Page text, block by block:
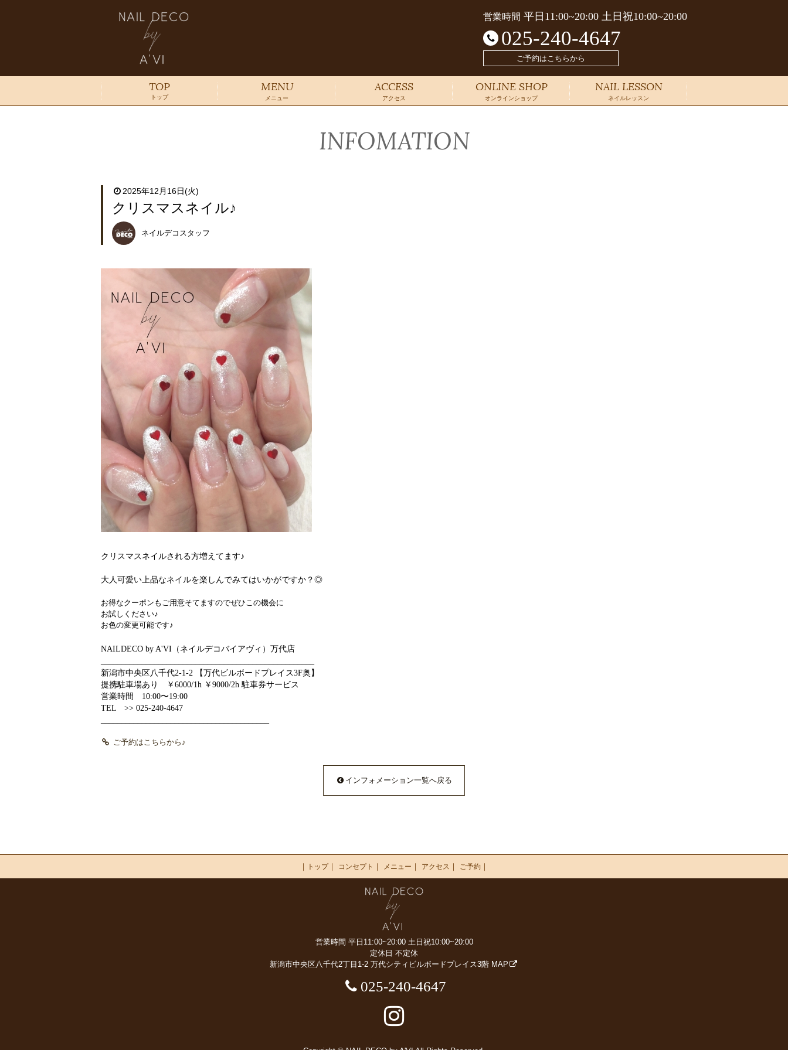
営業時間 平日11:00~20:00 土日祝10:00~20:00
025-240-4647
ご予約はこちらから
TOP
トップ
MENU
メニュー
ACCESS
アクセス
ONLINE SHOP
オンラインショップ
NAIL LESSON
ネイルレッスン
INFOMATION
2025年12月16日(火)
クリスマスネイル♪
ネイルデコスタッフ
クリスマスネイルされる方増えてます♪
大人可愛い上品なネイルを楽しんでみてはいかがですか？◎
お得なクーポンもご用意そてますのでぜひこの機会に
お試しください♪
お色の変更可能です♪
NAILDECO by A'VI（ネイルデコバイアヴィ）万代店
新潟市中央区八千代2-1-2 【万代ビルボードプレイス3F奥】
提携駐車場あり ￥6000/1h ￥9000/2h 駐車券サービス
営業時間 10:00〜19:00
TEL >> 025-240-4647
ご予約はこちらから♪
インフォメーション一覧へ戻る
｜ トップ｜ コンセプト ｜ メニュー ｜ アクセス ｜ ご予約 ｜
営業時間 平日11:00~20:00 土日祝10:00~20:00
定休日 不定休
新潟市中央区八千代2丁目1-2万代シティビルボードプレイス3階 MAP
025-240-4647